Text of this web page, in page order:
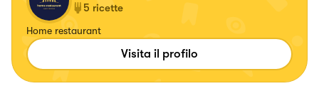
5 ricette
Home restaurant
Visita il profilo